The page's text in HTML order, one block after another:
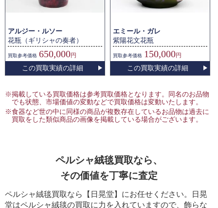
アルジー・ルソー
花瓶（ギリシャの奏者）
買取参考価格 650,000円
この買取実績の詳細
エミール・ガレ
紫陽花文花瓶
買取参考価格 150,000円
この買取実績の詳細
※掲載している買取価格は参考買取価格となります。同名のお品物
でも状態、市場価値の変動などで買取価格は変動いたします。
※食器など世の中に同様の商品が複数存在しているお品物は過去に
買取をした類似商品の画像を掲載している場合がございます。
ペルシャ絨毯買取なら、
その価値を丁寧に査定
ペルシャ絨毯買取なら【日晃堂】にお任せください。日晃
堂はペルシャ絨毯の買取に力を入れていますので、飾らな